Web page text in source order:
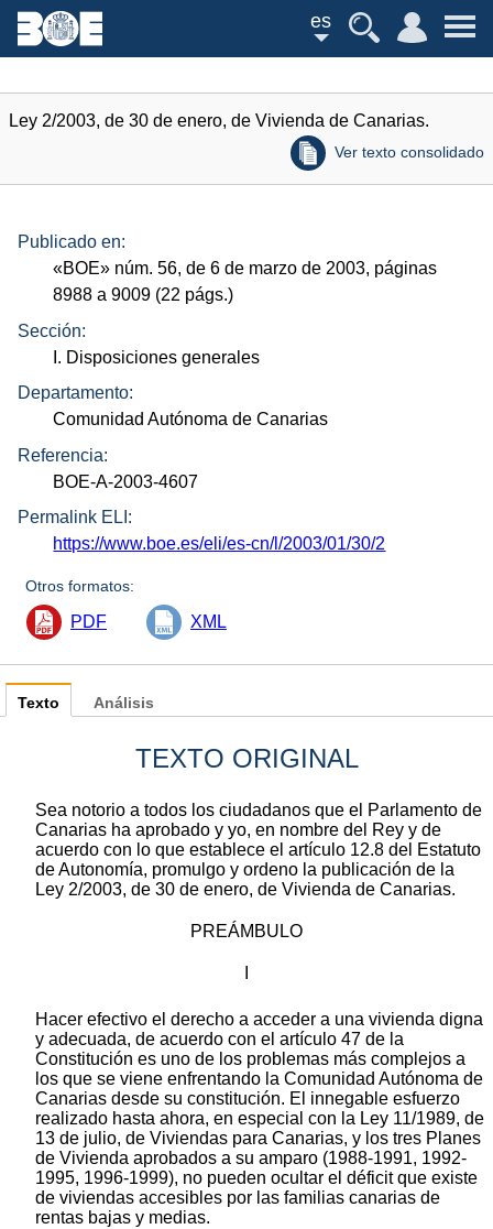
es
Ley 2/2003, de 30 de enero, de Vivienda de Canarias.
Ver texto consolidado
Publicado en:
«BOE» núm. 56, de 6 de marzo de 2003, páginas
8988 a 9009 (22 págs.)
Sección:
I. Disposiciones generales
Departamento:
Comunidad Autónoma de Canarias
Referencia:
BOE-A-2003-4607
Permalink ELI:
https://www.boe.es/eli/es-cn/l/2003/01/30/2
Otros formatos:
PDF XML
Texto
TEXTO ORIGINAL
Sea notorio a todos los ciudadanos que el Parlamento de
Canarias ha aprobado y yo, en nombre del Rey y de
acuerdo con lo que establece el artículo 12.8 del Estatuto
de Autonomía, promulgo y ordeno la publicación de la
Ley 2/2003, de 30 de enero, de Vivienda de Canarias.
PREÁMBULO
Hacer efectivo el derecho a acceder a una vivienda digna
y adecuada, de acuerdo con el artículo 47 de la
Constitución es uno de los problemas más complejos a
los que se viene enfrentando la Comunidad Autónoma de
Canarias desde su constitución. El innegable esfuerzo
realizado hasta ahora, en especial con la Ley 11/1989, de
13 de julio, de Viviendas para Canarias, y los tres Planes
de Vivienda aprobados a su amparo (1988-1991, 1992-
1995, 1996-1999), no pueden ocultar el déficit que existe
de viviendas accesibles por las familias canarias de
rentas bajas y medias.
Análisis